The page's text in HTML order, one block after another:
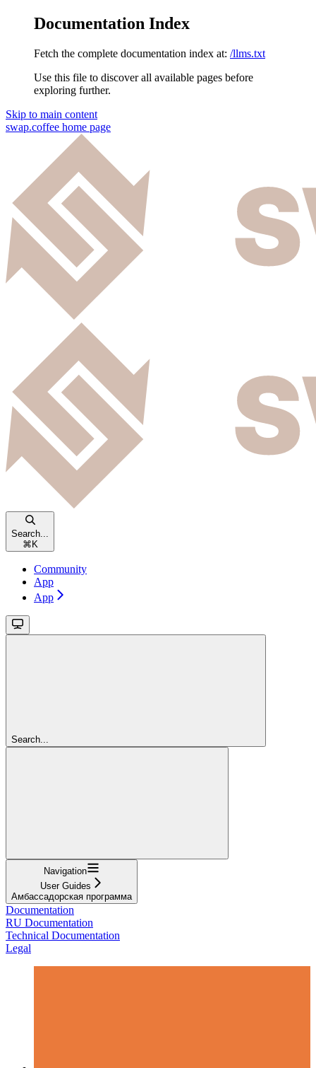
Documentation Index
Fetch the complete documentation index at: /llms.txt
Use this file to discover all available pages before
exploring further.
Skip to main content
swap.coffee home page
Search...
⌘ K
Community
App
App
Search...
Navigation
User Guides
Амбассадорская программа
Documentation
RU Documentation
Technical Documentation
Legal